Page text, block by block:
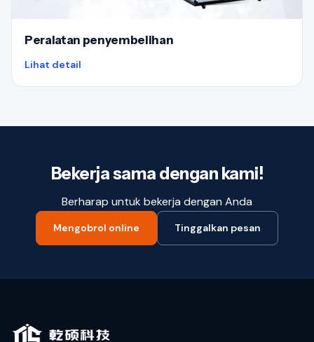
Peralatan penyembelihan
Lihat detail
Bekerja sama dengan kami!
Berharap untuk bekerja dengan Anda
Mengobrol online Tinggalkan pesan